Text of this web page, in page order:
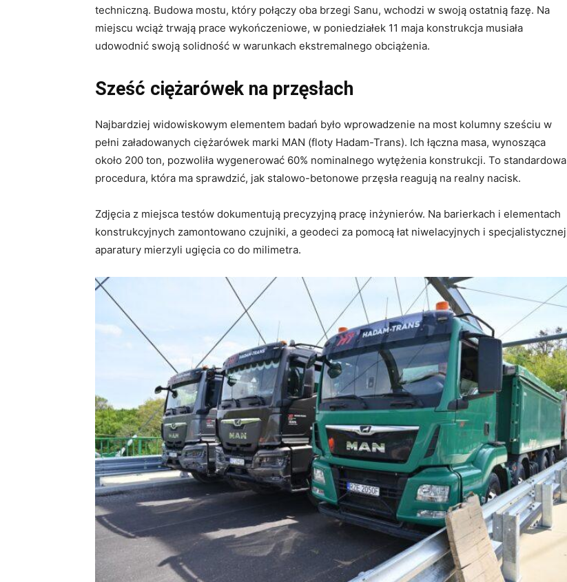
techniczną. Budowa mostu, który połączy oba brzegi Sanu, wchodzi w swoją ostatnią fazę. Na
miejscu wciąż trwają prace wykończeniowe, w poniedziałek 11 maja konstrukcja musiała
udowodnić swoją solidność w warunkach ekstremalnego obciążenia.
Sześć ciężarówek na przęsłach
Najbardziej widowiskowym elementem badań było wprowadzenie na most kolumny sześciu w
pełni załadowanych ciężarówek marki MAN (floty Hadam-Trans). Ich łączna masa, wynosząca
około 200 ton, pozwoliła wygenerować 60% nominalnego wytężenia konstrukcji. To standardowa
procedura, która ma sprawdzić, jak stalowo-betonowe przęsła reagują na realny nacisk.
Zdjęcia z miejsca testów dokumentują precyzyjną pracę inżynierów. Na barierkach i elementach
konstrukcyjnych zamontowano czujniki, a geodeci za pomocą łat niwelacyjnych i specjalistycznej
aparatury mierzyli ugięcia co do milimetra.